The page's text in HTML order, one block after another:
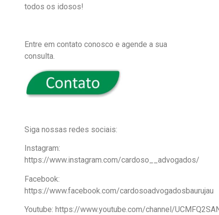
todos os idosos!
Entre em contato conosco e agende a sua
consulta.
Siga nossas redes sociais:
Instagram:
https://www.instagram.com/cardoso__advogados/
Facebook:
https://www.facebook.com/cardosoadvogadosbaurujau
Youtube: https://www.youtube.com/channel/